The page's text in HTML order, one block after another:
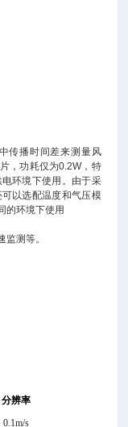
传播时间差来测量风
，功耗仅为0.2W，特
环境下使用。由于采
以选配温度和气压模
的环境下使用
监测等。
分辨率
0.1m/s